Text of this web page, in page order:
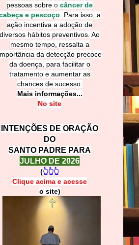
pessoas sobre o câncer de
e pescoço
Para isso, a
ação incentiva a adoção de
diversos hábitos preventivos. Ao
mesmo tempo, ressalta a
da detecção precoce
da doença, para facilitar o
tratamento e aumentar as
chances de sucesso.
Mais informações...
No site
INTENÇÕES DE ORAÇÃO
DO
SANTO PADRE PARA
JULHO DE 2026
(👆👆👆
Clique acima e acesse
o site)